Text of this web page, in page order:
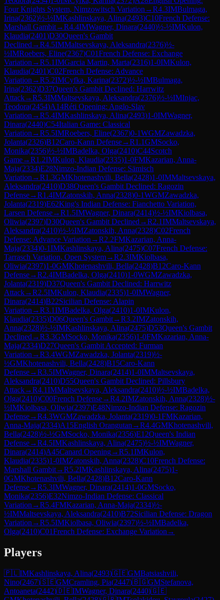
Four Knights System, Nimzowitsch Variation →R4.3IMBulmaga,
Irina(2362)½-½IMKashlinskaya, Alina(2493)C10French Defense:
Marshall Gambit→R4.4IMWagner, Dinara(2440)½-½IMKulon,
Klaudia(2401)D30Queen's Gambit
Declined →R4.5IMMaltsevskaya, Aleksandra(2376)½-
½IMRoebers, Eline(2367)C01French Defense: Exchange
Variation →R5.1IMGarcia Martin, Marta(2316)1-0IMKulon,
Klaudia(2401)C02French Defense: Advance
Variation →R5.2IMCyfka, Karina(2372)½-½IMBulmaga,
Irina(2362)D37Queen's Gambit Declined: Harrwitz
Attack→R5.3IMMaltsevskaya, Aleksandra(2376)½-½IMInjac,
Teodora(2454)A14Réti Opening: Anglo-Slav
Variation →R5.4IMKashlinskaya, Alina(2493)1-0IMWagner,
Dinara(2440)C54Italian Game: Classical
Variation →R5.5IMRoebers, Eline(2367)0-1WGMZawadzka,
Jolanta(2326)B12Caro-Kann Defense→R1.1GMSocko,
Monika(2356)½-½IMBadelka, Olga(2410)C44Scotch
Game→R1.2IMKulon, Klaudia(2335)1-0FMKazarian, Anna-
Maja(2334)E28Nimzo-Indian Defense: Sämisch
Variation →R1.3GMKhotenashvili, Bella(2428)1-0IMMaltsevskaya,
Aleksandra(2410)D38Queen's Gambit Declined: Ragozin
Defense→R1.4IMZatonskih, Anna(2328)0-1WGMZawadzka,
Jolanta(2319)E62King's Indian Defense: Fianchetto Variation,
Larsen Defense→R1.5IMWagner, Dinara(2414)½-½IMKiolbasa,
Oliwia(2397)D30Queen's Gambit Declined →R2.1IMMaltsevskaya,
Aleksandra(2410)½-½IMZatonskih, Anna(2328)C02French
Defense: Advance Variation →R2.2FMKazarian, Anna-
Maja(2334)0-1IMKashlinskaya, Alina(2475)C07French Defense:
Tarrasch Variation, Open System→R2.3IMKiolbasa,
Oliwia(2397)1-0GMKhotenashvili, Bella(2428)B12Caro-Kann
Defense→R2.4IMBadelka, Olga(2410)1-0WGMZawadzka,
Jolanta(2319)D37Queen's Gambit Declined: Harrwitz
Attack→R2.5IMKulon, Klaudia(2335)1-0IMWagner,
Dinara(2414)B22Sicilian Defense: Alapin
Variation →R3.1IMBadelka, Olga(2410)1-0IMKulon,
Klaudia(2335)D06Queen's Gambit→R3.2IMZatonskih,
Anna(2328)½-½IMKashlinskaya, Alina(2475)D53Queen's Gambit
Declined →R3.3GMSocko, Monika(2356)1-0FMKazarian, Anna-
Maja(2334)D27Queen's Gambit Accepted: Furman
Variation →R3.4WGMZawadzka, Jolanta(2319)½-
½GMKhotenashvili, Bella(2428)B15Caro-Kann
Defense→R3.5IMWagner, Dinara(2414)1-0IMMaltsevskaya,
Aleksandra(2410)D55Queen's Gambit Declined: Pillsbury
Attack→R4.1IMMaltsevskaya, Aleksandra(2410)½-½IMBadelka,
Olga(2410)C00French Defense→R4.2IMZatonskih, Anna(2328)½-
½IMKiolbasa, Oliwia(2397)E48Nimzo-Indian Defense: Ragozin
Defense→R4.3WGMZawadzka, Jolanta(2319)0-1FMKazarian,
Anna-Maja(2334)A15English Orangutan →R4.4GMKhotenashvili,
Bella(2428)½-½GMSocko, Monika(2356)E12Queen's Indian
Defense→R4.5IMKashlinskaya, Alina(2475)½-½IMWagner,
Dinara(2414)A45Canard Opening→R5.1IMKulon,
Klaudia(2335)1-0IMZatonskih, Anna(2328)C10French Defense:
Marshall Gambit→R5.2IMKashlinskaya, Alina(2475)1-
0GMKhotenashvili, Bella(2428)B12Caro-Kann
Defense→R5.3IMWagner, Dinara(2414)1-0GMSocko,
Monika(2356)E32Nimzo-Indian Defense: Classical
Variation →R5.4FMKazarian, Anna-Maja(2334)½-
½IMMaltsevskaya, Aleksandra(2410)B72Sicilian Defense: Dragon
Variation →R5.5IMKiolbasa, Oliwia(2397)½-½IMBadelka,
Olga(2410)C01French Defense: Exchange Variation →
Players
🇵🇱IMKashlinskaya, Alina(2493)🇬🇪GMBatsiashvili,
Nino(2467)🇸🇪GMCramling, Pia(2447)🇧🇬GMStefanova,
Antoaneta(2442)🇩🇪IMWagner, Dinara(2440)🇬🇪